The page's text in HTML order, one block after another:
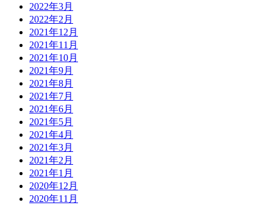
2022年3月
2022年2月
2021年12月
2021年11月
2021年10月
2021年9月
2021年8月
2021年7月
2021年6月
2021年5月
2021年4月
2021年3月
2021年2月
2021年1月
2020年12月
2020年11月